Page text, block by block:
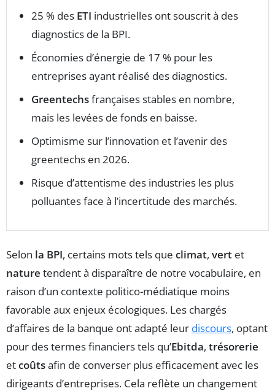
25 % des ETI industrielles ont souscrit à des
diagnostics de la BPI.
Économies d’énergie de 17 % pour les
entreprises ayant réalisé des diagnostics.
Greentechsfrançaises stables en nombre,
mais les levées de fonds en baisse.
Optimisme sur l’innovation et l’avenir des
greentechs en 2026.
Risque d’attentisme des industries les plus
polluantes face à l’incertitude des marchés.
Selon la BPI, certains mots tels que climat, vert et
nature tendent à disparaître de notre vocabulaire, en
raison d’un contexte politico-médiatique moins
favorable aux enjeux écologiques. Les chargés
d’affaires de la banque ont adapté leur discours, optant
pour des termes financiers tels qu’Ebitda, trésorerie
etcoûtsafin de converser plus efficacement avec les
dirigeants d’entreprises. Cela reflète un changement